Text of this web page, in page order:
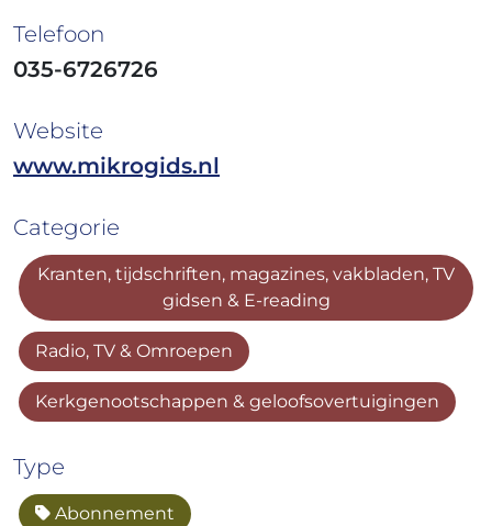
Telefoon
035-6726726
Website
www.mikrogids.nl
Categorie
Kranten, tijdschriften, magazines, vakbladen, TV
gidsen & E-reading
Radio, TV & Omroepen
Kerkgenootschappen & geloofsovertuigingen
Type
Abonnement